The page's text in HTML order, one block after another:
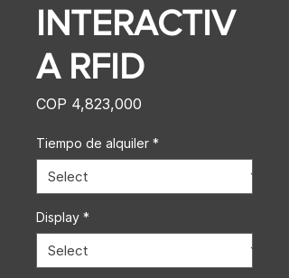
INTERACTIV
A RFID
COP 4,823,000
Tiempo de alquiler *
Display *